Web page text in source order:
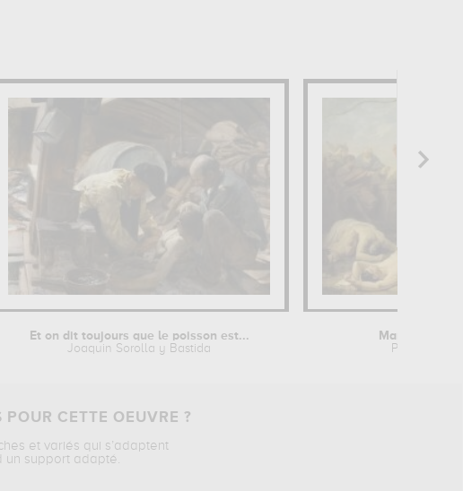
Et on dit toujours que le poisson est...
Joaquin Sorolla y Bastida
Martyre de
Pierre
CETTE OEUVRE ?
et variés qui s’adaptent
un support adapté.